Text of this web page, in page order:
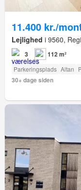
11.400 kr./
Lejlighed i 9560,
3 112 m²
Parkeringsplads Altan
30+ dage siden